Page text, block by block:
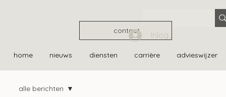
contact
home nieuws diensten carrière advieswijzer
Inloggen
alle berichten